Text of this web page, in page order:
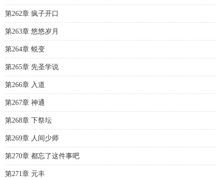
第262章 疯子开口
第263章 悠悠岁月
第264章 蜕变
第265章 先圣学说
第266章 入道
第267章 神通
第268章 下祭坛
第269章 人间少师
第270章 都忘了这件事吧
第271章 元丰